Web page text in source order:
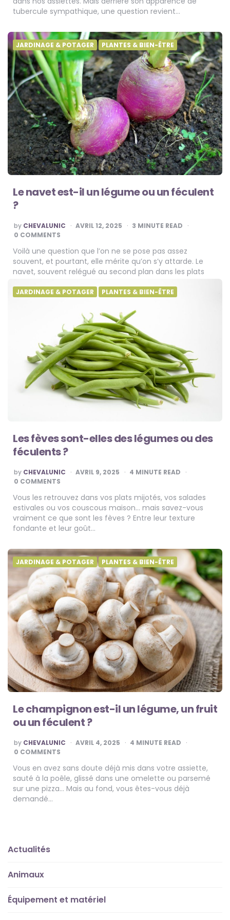
tubercule sympathique, une question revient…
JARDINAGE & POTAGER PLANTES & BIEN-ÊTRE
Le navet est-il un légume ou un féculent
?
POSTED
BY
by CHEVALUNIC AVRIL 12, 2025 3 MINUTE READ
0 COMMENTS
Voilà une question que l’on ne se pose pas assez
souvent, et pourtant, elle mérite qu’on s’y attarde. Le
navet, souvent relégué au second plan dans les plats
JARDINAGE & POTAGER PLANTES & BIEN-ÊTRE
Les fèves sont-elles des légumes ou des
féculents ?
POSTED
BY
by CHEVALUNIC AVRIL 9, 2025 4 MINUTE READ
0 COMMENTS
Vous les retrouvez dans vos plats mijotés, vos salades
estivales ou vos couscous maison… mais savez-vous
vraiment ce que sont les fèves ? Entre leur texture
fondante et leur goût…
JARDINAGE & POTAGER PLANTES & BIEN-ÊTRE
Le champignon est-il un légume, un fruit
ou un féculent ?
POSTED
BY
by CHEVALUNIC AVRIL 4, 2025 4 MINUTE READ
0 COMMENTS
Vous en avez sans doute déjà mis dans votre assiette,
sauté à la poêle, glissé dans une omelette ou parsemé
sur une pizza… Mais au fond, vous êtes-vous déjà
demandé…
Actualités
Animaux
Équipement et matériel